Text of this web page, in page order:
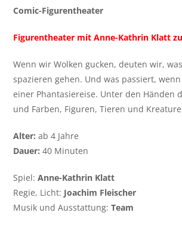
Comic-Figurentheater
Figurentheater mit Anne-Kathrin Klatt
Wenn wir Wolken gucken, deuten wir,
spazieren gehen. Und was passiert,
einer Phantasiereise. Unter den Händen
und Farben, Figuren, Tieren und
Alter: ab 4 Jahre
Dauer: 40 Minuten
Spiel: Anne-Kathrin Klatt
Regie, Licht: Joachim Fleischer
Musik und Ausstattung: Team